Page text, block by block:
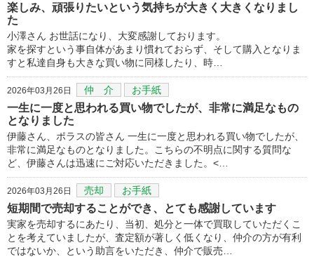
楽しみ、頑張りたいという気持ちが大きく大きくなりまし
た
小澤さん お世話になり、大変感謝しております。
家を探すという事自体があまり慣れておらず、そして購入となりま
すと私達自身も大きな買い物に同様したり、時…
2026年03月26日 仲 介 お手紙
一生に一度と思われる買い物でしたが、非常に満足なもの
となりました
伊藤さん、ポラスの皆さん 一生に一度と思われる買い物でしたが、
非常に満足なものとなりました。こちらの不明点に関する質問な
ど、伊藤さんは迅速にご対応いただきました。<…
2026年03月26日 売却 お手紙
短期間で売却することができ、とても感謝しています
実家を売却するにあたり、当初、処分と一体で買取していただくこ
とを考えていましたが、査定額が著しく低くなり、仲介の方が有利
ではないか、という助言をいただき、仲介で販売…